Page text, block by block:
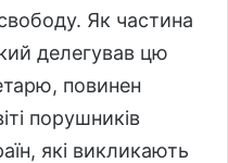
Як частина
делегував цю
повинен
порушників
які викликають